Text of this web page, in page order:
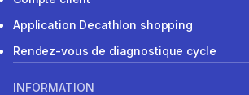
Application Decathlon shopping
Rendez-vous de diagnostique cycle
INFORMATION